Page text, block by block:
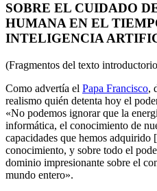
SOBRE EL CUIDADO
HUMANA EN EL
INTELIGENCIA
(Fragmentos del texto
Como advertía el Papa Francisco,
realismo quién detenta hoy el
«No podemos ignorar que la
informática, el conocimiento de
capacidades que hemos
conocimiento, y sobre todo el
dominio impresionante sobre el
mundo entero».